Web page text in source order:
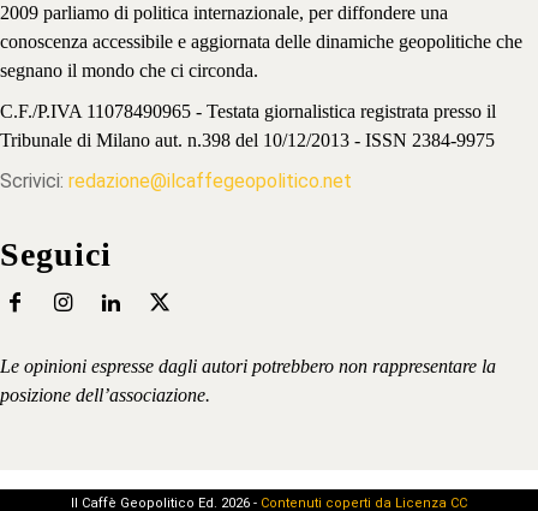
2009 parliamo di politica internazionale, per diffondere una
conoscenza accessibile e aggiornata delle dinamiche geopolitiche che
segnano il mondo che ci circonda.
C.F./P.IVA 11078490965 - Testata giornalistica registrata presso il
Tribunale di Milano aut. n.398 del 10/12/2013 - ISSN 2384-9975
Scrivici: redazione@ilcaffegeopolitico.net
Seguici
Le opinioni espresse dagli autori potrebbero non rappresentare la
posizione dell’associazione.
Il Caffè Geopolitico Ed. 2026 - Contenuti coperti da Licenza CC